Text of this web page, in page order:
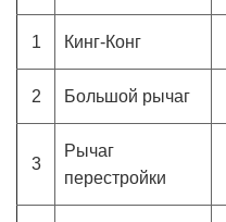
1 Кинг-Конг
2 Большой рычаг
3
Рычаг
перестройки